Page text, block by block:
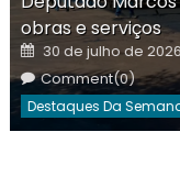
obras e serviços
Posted
on
30 de julho de 2026
Comment(0)
Destaques Da